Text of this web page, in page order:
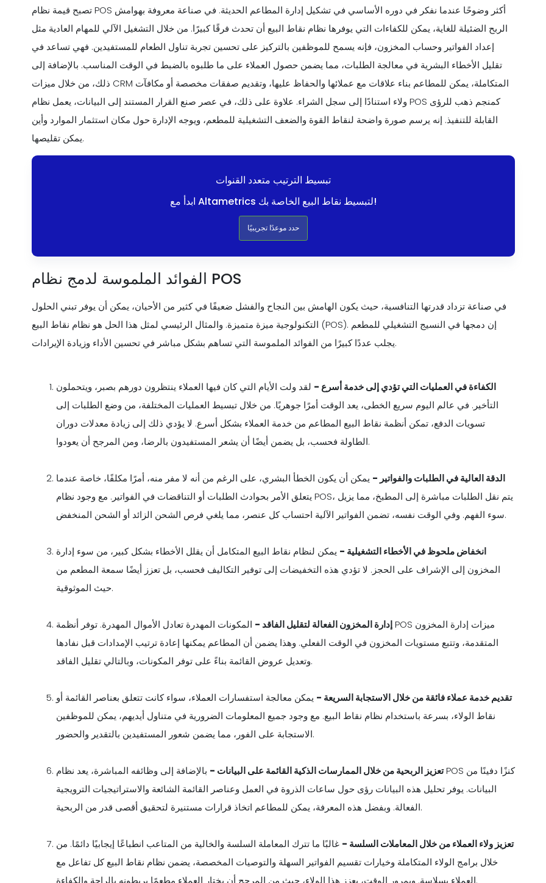
تصبح قيمة نظام POS أكثر وضوحًا عندما نفكر في دوره الأساسي في تشكيل إدارة المطاعم الحديثة. في صناعة معروفة بهوامش
الربح الضئيلة للغاية، يمكن للكفاءات التي يوفرها نظام نقاط البيع أن تحدث فرقًا كبيرًا. من خلال التشغيل الآلي للمهام العادية مثل
إعداد الفواتير وحساب المخزون، فإنه يسمح للموظفين بالتركيز على تحسين تجربة تناول الطعام للمستفيدين. فهي تساعد في
تقليل الأخطاء البشرية في معالجة الطلبات، مما يضمن حصول العملاء على ما طلبوه بالضبط في الوقت المناسب. بالإضافة إلى
ذلك، من خلال ميزات CRM المتكاملة، يمكن للمطاعم بناء علاقات مع عملائها والحفاظ عليها، وتقديم صفقات مخصصة أو مكافآت
ولاء استنادًا إلى سجل الشراء. علاوة على ذلك، في عصر صنع القرار المستند إلى البيانات، يعمل نظام POS كمنجم ذهب للرؤى
القابلة للتنفيذ. إنه يرسم صورة واضحة لنقاط القوة والضعف التشغيلية للمطعم، ويوجه الإدارة حول مكان استثمار الموارد وأين
يمكن تقليصها.
تبسيط الترتيب متعدد القنوات
ابدأ مع Altametrics لتبسيط نقاط البيع الخاصة بك!
حدد موعدًا تجريبيًا
الفوائد الملموسة لدمج نظام POS
في صناعة تزداد قدرتها التنافسية، حيث يكون الهامش بين النجاح والفشل ضعيفًا في كثير من الأحيان، يمكن أن يوفر تبني الحلول
التكنولوجية ميزة متميزة. والمثال الرئيسي لمثل هذا الحل هو نظام نقاط البيع (POS). إن دمجها في النسيج التشغيلي للمطعم
يجلب عددًا كبيرًا من الفوائد الملموسة التي تساهم بشكل مباشر في تحسين الأداء وزيادة الإيرادات.
الكفاءة في العمليات التي تؤدي إلى خدمة أسرع - لقد ولت الأيام التي كان فيها العملاء ينتظرون دورهم بصبر، ويتحملون
التأخير. في عالم اليوم سريع الخطى، يعد الوقت أمرًا جوهريًا. من خلال تبسيط العمليات المختلفة، من وضع الطلبات إلى
تسويات الدفع، تمكن أنظمة نقاط البيع المطاعم من خدمة العملاء بشكل أسرع. لا يؤدي ذلك إلى زيادة معدلات دوران
الطاولة فحسب، بل يضمن أيضًا أن يشعر المستفيدون بالرضا، ومن المرجح أن يعودوا.
الدقة العالية في الطلبات والفواتير - يمكن أن يكون الخطأ البشري، على الرغم من أنه لا مفر منه، أمرًا مكلفًا، خاصة عندما
يتعلق الأمر بحوادث الطلبات أو التناقضات في الفواتير. مع وجود نظام POS، يتم نقل الطلبات مباشرة إلى المطبخ، مما يزيل
سوء الفهم. وفي الوقت نفسه، تضمن الفواتير الآلية احتساب كل عنصر، مما يلغي فرص الشحن الزائد أو الشحن المنخفض.
انخفاض ملحوظ في الأخطاء التشغيلية - يمكن لنظام نقاط البيع المتكامل أن يقلل الأخطاء بشكل كبير، من سوء إدارة
المخزون إلى الإشراف على الحجز. لا تؤدي هذه التخفيضات إلى توفير التكاليف فحسب، بل تعزز أيضًا سمعة المطعم من
حيث الموثوقية.
إدارة المخزون الفعالة لتقليل الفاقد - المكونات المهدرة تعادل الأموال المهدرة. توفر أنظمة POS ميزات إدارة المخزون
المتقدمة، وتتبع مستويات المخزون في الوقت الفعلي. وهذا يضمن أن المطاعم يمكنها إعادة ترتيب الإمدادات قبل نفادها
وتعديل عروض القائمة بناءً على توفر المكونات، وبالتالي تقليل الفاقد.
تقديم خدمة عملاء فائقة من خلال الاستجابة السريعة - يمكن معالجة استفسارات العملاء، سواء كانت تتعلق بعناصر القائمة أو
نقاط الولاء، بسرعة باستخدام نظام نقاط البيع. مع وجود جميع المعلومات الضرورية في متناول أيديهم، يمكن للموظفين
الاستجابة على الفور، مما يضمن شعور المستفيدين بالتقدير والحضور.
تعزيز الربحية من خلال الممارسات الذكية القائمة على البيانات - بالإضافة إلى وظائفه المباشرة، يعد نظام POS كنزًا دفينًا من
البيانات. يوفر تحليل هذه البيانات رؤى حول ساعات الذروة في العمل وعناصر القائمة الشائعة والاستراتيجيات الترويجية
الفعالة. وبفضل هذه المعرفة، يمكن للمطاعم اتخاذ قرارات مستنيرة لتحقيق أقصى قدر من الربحية.
تعزيز ولاء العملاء من خلال المعاملات السلسة - غالبًا ما تترك المعاملة السلسة والخالية من المتاعب انطباعًا إيجابيًا دائمًا. من
خلال برامج الولاء المتكاملة وخيارات تقسيم الفواتير السهلة والتوصيات المخصصة، يضمن نظام نقاط البيع كل تفاعل مع